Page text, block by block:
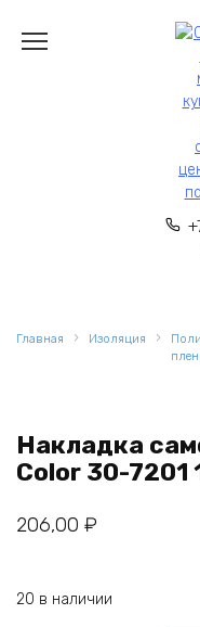
содержанию
Главная Изоляция
Накладка
Color 30-7201
206,00 ₽
20 в наличии